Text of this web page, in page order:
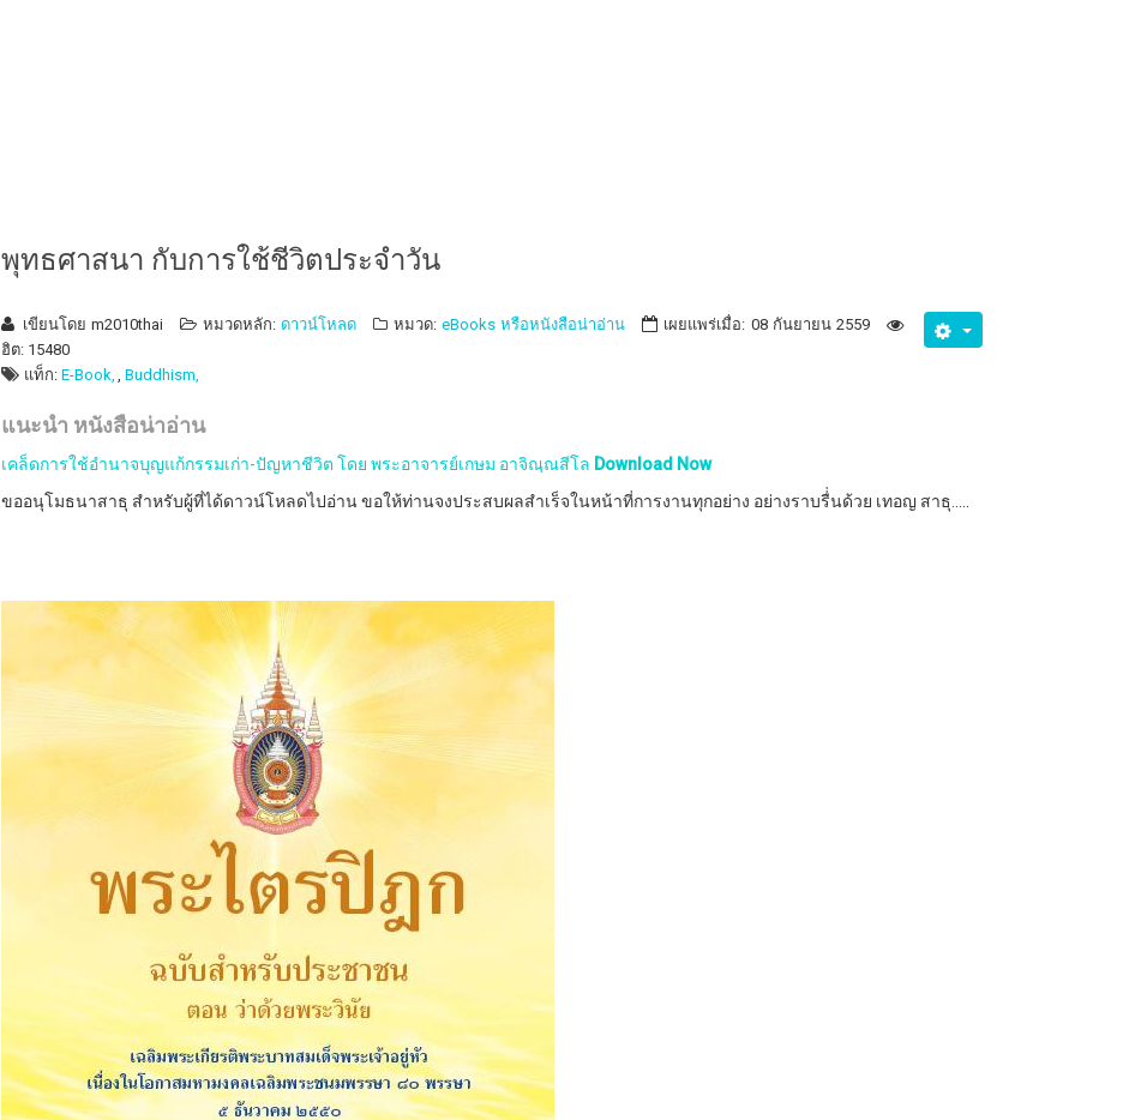
พุทธศาสนา กับการใช้ชีวิตประจำวัน
เขียนโดย m2010thai หมวดหลัก: ดาวน์โหลด หมวด:eBooks หรือหนังสือน่าอ่าน
เผยแพร่เมื่อ: 08 กันยายน 2559
ฮิต: 15480
แท็ก:E-Book, Buddhism,
แนะนำ หนังสือน่าอ่าน
เคล็ดการใช้อำนาจบุญแก้กรรมเก่า-ปัญหาชีวิต โดย พระอาจารย์เกษม อาจิณฺณสีโล Download Now
ขออนุโมธนาสาธุ สำหรับผู้ที่ได้ดาวน์โหลดไปอ่าน ขอให้ท่านจงประสบผลสำเร็จในหน้าที่การงานทุกอย่าง อย่างราบรื่่นด้วย เทอญ สาธุ.....